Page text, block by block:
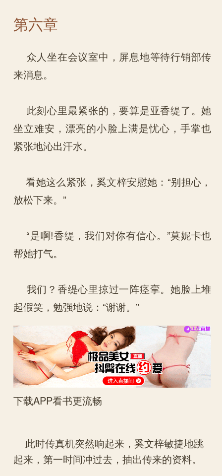
第六章
众人坐在会议室中，屏息地等待行销部传
来消息。
此刻心里最紧张的，要算是亚香缇了。她
坐立难安，漂亮的小脸上满是忧心，手掌也
紧张地沁出汗水。
看她这么紧张，奚文梓安慰她：“别担心，
放松下来。”
“是啊!香缇，我们对你有信心。”莫妮卡也
帮她打气。
我们？香缇心里掠过一阵痉挛。她脸上堆
起假笑，勉强地说：“谢谢。”
下载APP看书更流畅
此时传真机突然响起来，奚文梓敏捷地跳
起来，第一时间冲过去，抽出传来的资料。